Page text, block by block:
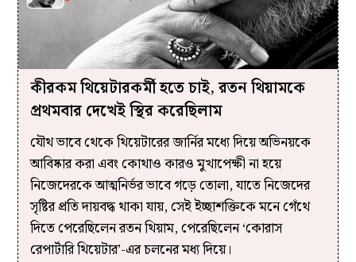
কীরকম থিয়েটারকর্মী হতে চাই, রতন থিয়ামকে
প্রথমবার দেখেই স্থির করেছিলাম
যৌথ ভাবে থেকে থিয়েটারের জার্নির মধ্যে দিয়ে অভিনয়কে
আবিষ্কার করা এবং কোথাও কারও মুখাপেক্ষী না হয়ে
নিজেদেরকে আত্মনির্ভর ভাবে গড়ে তোলা, যাতে নিজেদের
সৃষ্টির প্রতি দায়বদ্ধ থাকা যায়, সেই ইচ্ছাশক্তিকে মনে গেঁথে
দিতে পেরেছিলেন রতন থিয়াম, পেরেছিলেন ‘কোরাস
রেপার্টারি থিয়েটার’-এর চলনের মধ্য দিয়ে।